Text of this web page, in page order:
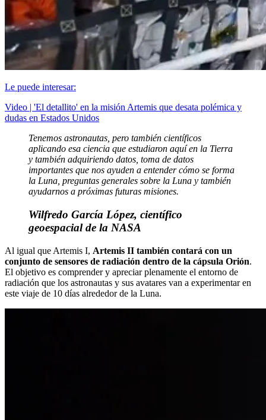
Le puede interesar:
Video | 'El detallito' en la misión Artemis que desata polémica y
dudas en Estados Unidos
Tenemos astronautas, pero también científicos
aplicando esa ciencia que estudiaron aquí en la Tierra
y también adquiriendo datos, toma de datos
importantes que nos ayuden a entender cómo se forma
la Luna, preguntas generales sobre la Luna y también
ayudarnos a próximas futuras misiones.
Wilfredo García López, científico
geoespacial de la NASA
Al igual que Artemis I, Artemis II también contará con un
conjunto de sensores de radiación dentro de la cápsula Orión.
El objetivo es comprender y apreciar plenamente el entorno de
radiación que los astronautas y sus avatares van a experimentar en
este viaje de 10 días alrededor de la Luna.